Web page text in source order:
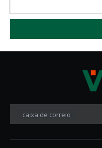
caixa de correio